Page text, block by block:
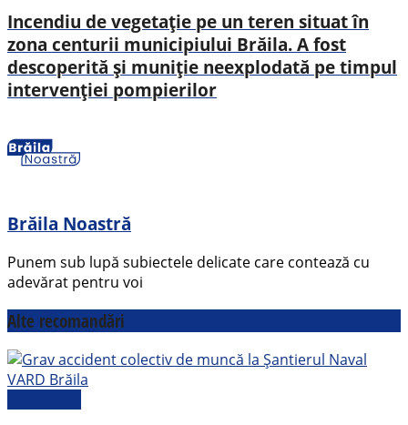
Incendiu de vegetație pe un teren situat în
zona centurii municipiului Brăila. A fost
descoperită și muniție neexplodată pe timpul
intervenției pompierilor
Brăila Noastră
Punem sub lupă subiectele delicate care contează cu
adevărat pentru voi
Alte recomandări